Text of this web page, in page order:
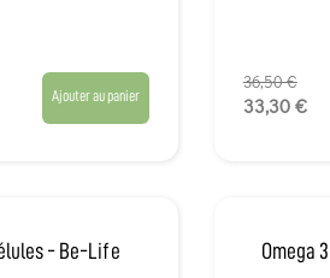
Ajouter au panier
36,50 €
33,30 €
- Be-Life Omega